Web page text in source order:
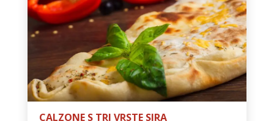
CALZONE S TRI VRSTE SIRA